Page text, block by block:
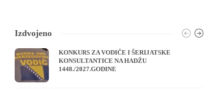
Izdvojeno
KONKURS ZA VODIČE I ŠERIJATSKE
KONSULTANTICE NA HADŽU
1448./2027.GODINE